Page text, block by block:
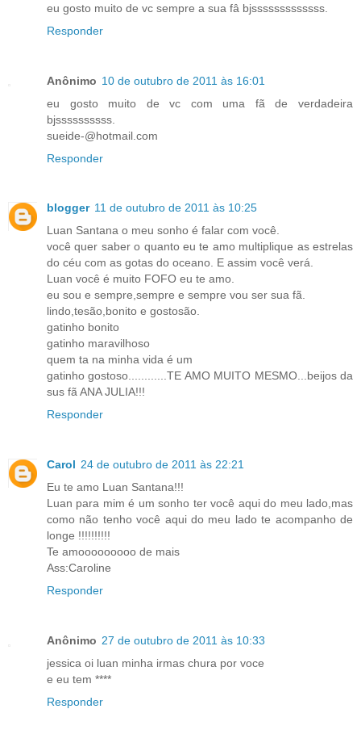
eu gosto muito de vc sempre a sua fâ bjsssssssssssss.
Responder
Anônimo 10 de outubro de 2011 às 16:01
eu gosto muito de vc com uma fã de verdadeira
bjssssssssss.
sueide-@hotmail.com
Responder
blogger 11 de outubro de 2011 às 10:25
Luan Santana o meu sonho é falar com você.
você quer saber o quanto eu te amo multiplique as estrelas
do céu com as gotas do oceano. E assim você verá.
Luan você é muito FOFO eu te amo.
eu sou e sempre,sempre e sempre vou ser sua fã.
lindo,tesão,bonito e gostosão.
gatinho bonito
gatinho maravilhoso
quem ta na minha vida é um
gatinho gostoso............TE AMO MUITO MESMO...beijos da
sus fã ANA JULIA!!!
Responder
Carol 24 de outubro de 2011 às 22:21
Eu te amo Luan Santana!!!
Luan para mim é um sonho ter você aqui do meu lado,mas
como não tenho você aqui do meu lado te acompanho de
longe !!!!!!!!!!
Te amooooooooo de mais
Ass:Caroline
Responder
Anônimo 27 de outubro de 2011 às 10:33
jessica oi luan minha irmas chura por voce
e eu tem ****
Responder